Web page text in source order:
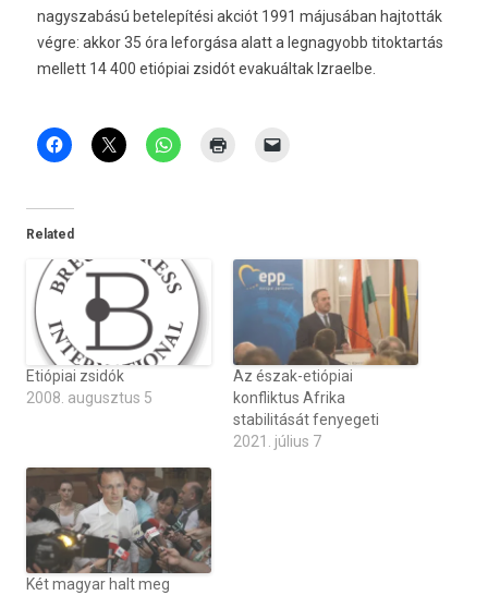
nagyszabású betelepítési akciót 1991 májusában hajtották
végre: akkor 35 óra leforgása alatt a legnagyobb titoktartás
mellett 14 400 etiópiai zsidót evakuáltak Izraelbe.
Related
Etiópiai zsidók
2008. augusztus 5
Az észak-etiópiai
konfliktus Afrika
stabilitását fenyegeti
2021. július 7
Két magyar halt meg